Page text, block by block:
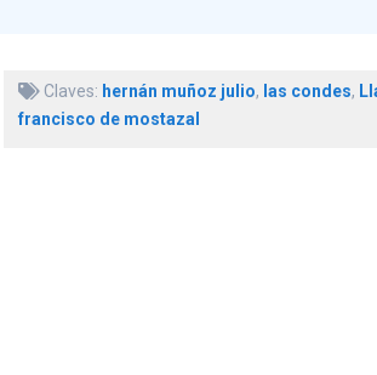
Claves: hernán muñoz julio, las condes,
francisco de mostazal